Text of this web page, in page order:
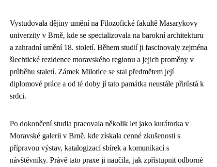
Vystudovala dějiny umění na Filozofické fakultě Masarykovy
univerzity v Brně, kde se specializovala na barokní architekturu
a zahradní umění 18. století. Během studií ji fascinovaly zejména
šlechtické rezidence moravského regionu a jejich proměny v
průběhu staletí. Zámek Milotice se stal předmětem její
diplomové práce a od té doby jí tato památka neustále přirůstá k
srdci.
Po dokončení studia pracovala několik let jako kurátorka v
Moravské galerii v Brně, kde získala cenné zkušenosti s
přípravou výstav, katalogizací sbírek a komunikací s
návštěvníky. Právě tato praxe ji naučila, jak zpřístupnit odborné